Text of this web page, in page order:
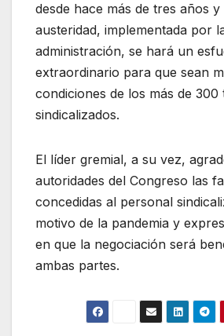
desde hace más de tres años
austeridad, implementada por
administración, se hará un
extraordinario para que sean
condiciones de los más de 300
sindicalizados.
El líder gremial, a su vez,
autoridades del Congreso las
concedidas al personal
motivo de la pandemia y
en que la negociación será
ambas partes.